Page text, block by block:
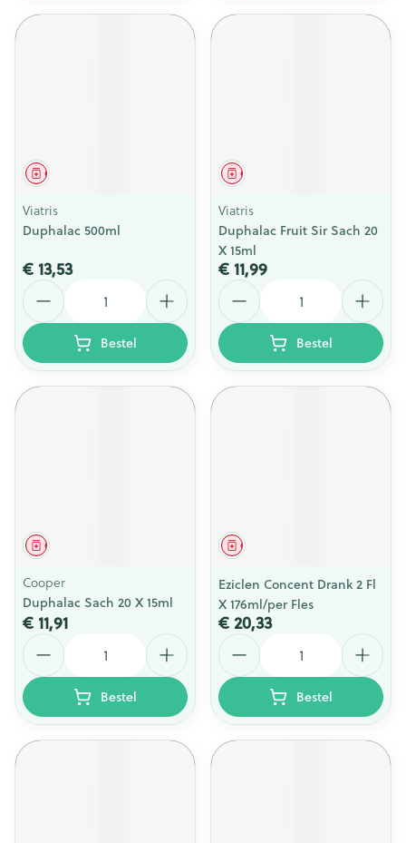
Geneesmiddel
Viatris
Duphalac 500ml
€ 13,53
Bestel
Geneesmiddel
Viatris
Duphalac Fruit Sir Sach 20
X 15ml
€ 11,99
Aantal
Bestel
Geneesmiddel
Cooper
Duphalac Sach 20 X 15ml
€ 11,91
Bestel
Geneesmiddel
Eziclen Concent Drank 2 Fl
X 176ml/per Fles
€ 20,33
Aantal
Bestel